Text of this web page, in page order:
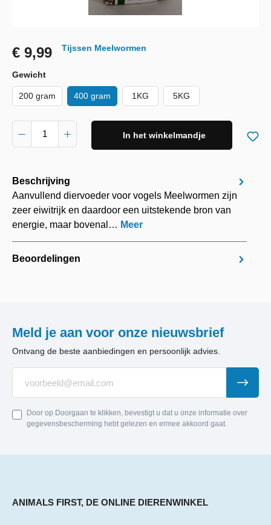
€ 9,99 Tijssen Meelwormen
Gewicht
200 gram 400 gram 1KG 5KG
In het winkelmandje
Beschrijving
Aanvullend diervoeder voor vogels Meelwormen zijn
zeer eiwitrijk en daardoor een uitstekende bron van
energie, maar bovenal… Meer
Beoordelingen
Meld je aan voor onze nieuwsbrief
Ontvang de beste aanbiedingen en persoonlijk advies.
Door op Doorgaan te klikken, bevestigt u dat u onze informatie over
gegevensbescherming hebt gelezen en ermee akkoord gaat.
ANIMALS FIRST, DE ONLINE DIERENWINKEL